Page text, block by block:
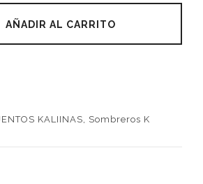
AÑADIR AL CARRITO
KALIINAS Sombreros K